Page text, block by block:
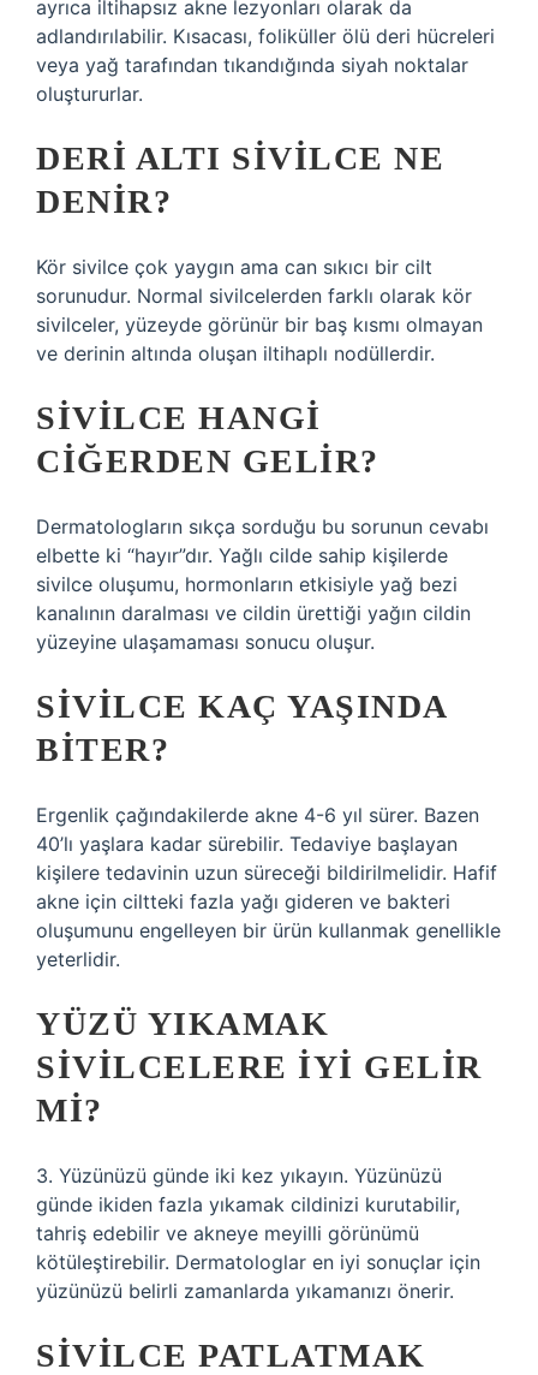
ayrıca iltihapsız akne lezyonları olarak da
adlandırılabilir. Kısacası, foliküller ölü deri hücreleri
veya yağ tarafından tıkandığında siyah noktalar
oluştururlar.
DERI ALTI SIVILCE NE
DENIR?
Kör sivilce çok yaygın ama can sıkıcı bir cilt
sorunudur. Normal sivilcelerden farklı olarak kör
sivilceler, yüzeyde görünür bir baş kısmı olmayan
ve derinin altında oluşan iltihaplı nodüllerdir.
SIVILCE HANGI
CIĞERDEN GELIR?
Dermatologların sıkça sorduğu bu sorunun cevabı
elbette ki “hayır”dır. Yağlı cilde sahip kişilerde
sivilce oluşumu, hormonların etkisiyle yağ bezi
kanalının daralması ve cildin ürettiği yağın cildin
yüzeyine ulaşamaması sonucu oluşur.
SIVILCE KAÇ YAŞINDA
BITER?
Ergenlik çağındakilerde akne 4-6 yıl sürer. Bazen
40’lı yaşlara kadar sürebilir. Tedaviye başlayan
kişilere tedavinin uzun süreceği bildirilmelidir. Hafif
akne için ciltteki fazla yağı gideren ve bakteri
oluşumunu engelleyen bir ürün kullanmak genellikle
yeterlidir.
YÜZÜ YIKAMAK
SIVILCELERE IYI GELIR
MI?
3. Yüzünüzü günde iki kez yıkayın. Yüzünüzü
günde ikiden fazla yıkamak cildinizi kurutabilir,
tahriş edebilir ve akneye meyilli görünümü
kötüleştirebilir. Dermatologlar en iyi sonuçlar için
yüzünüzü belirli zamanlarda yıkamanızı önerir.
SIVILCE PATLATMAK